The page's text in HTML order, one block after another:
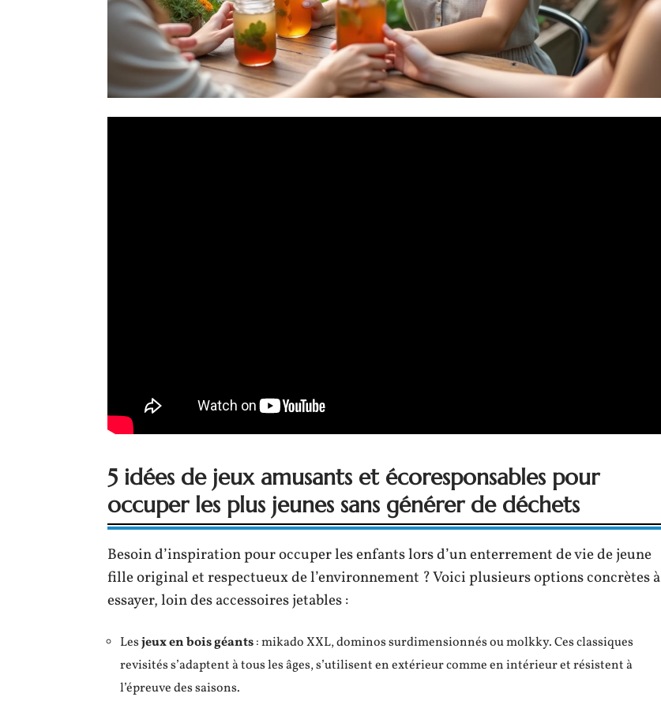
5 idées de jeux amusants et écoresponsables pour
occuper les plus jeunes sans générer de déchets
Besoin d’inspiration pour occuper les enfants lors d’un enterrement de vie de jeune
fille original et respectueux de l’environnement ? Voici plusieurs options concrètes à
essayer, loin des accessoires jetables :
Lesjeux en bois géants: mikado XXL, dominos surdimensionnés ou molkky. Ces classiques
revisités s’adaptent à tous les âges, s’utilisent en extérieur comme en intérieur et résistent à
l’épreuve des saisons.